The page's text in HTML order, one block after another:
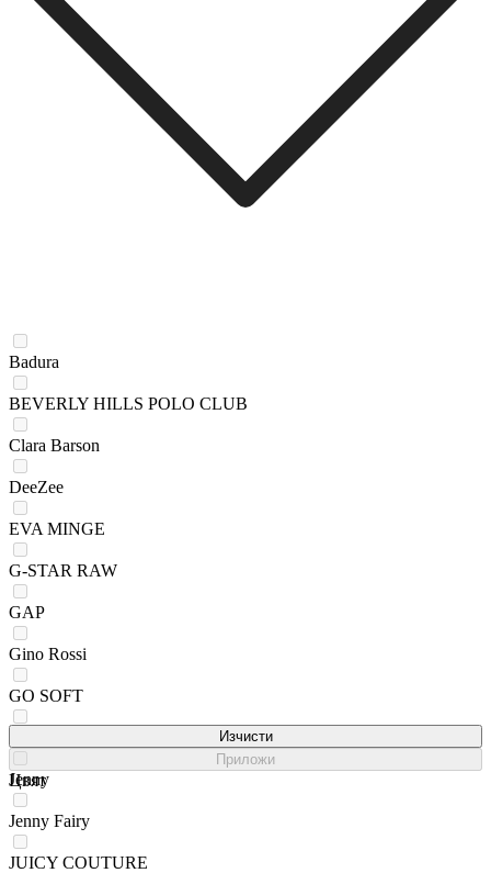
Badura
BEVERLY HILLS POLO CLUB
Clara Barson
DeeZee
EVA MINGE
G-STAR RAW
GAP
Gino Rossi
GO SOFT
Jenny
Jenny Fairy
JUICY COUTURE
Изчисти
Приложи
Цвят